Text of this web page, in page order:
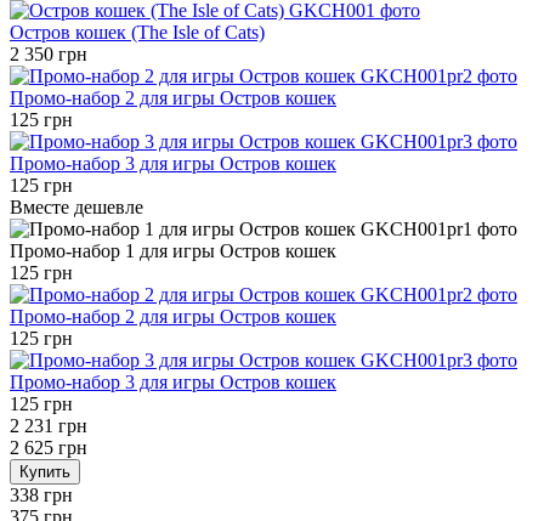
Остров кошек (The Isle of Cats)
2 350 грн
Промо-набор 2 для игры Остров кошек
125 грн
Промо-набор 3 для игры Остров кошек
125 грн
Вместе дешевле
Промо-набор 1 для игры Остров кошек
125 грн
Промо-набор 2 для игры Остров кошек
125 грн
Промо-набор 3 для игры Остров кошек
125 грн
2 231 грн
2 625 грн
Купить
338 грн
375 грн